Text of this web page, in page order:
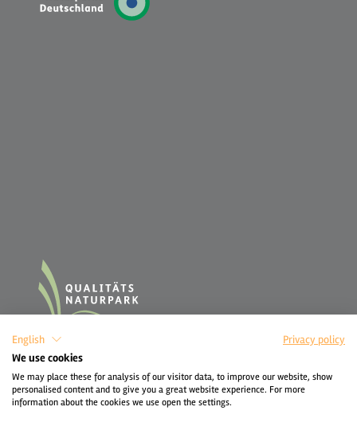
English
Privacy policy
We use cookies
We may place these for analysis of our visitor data, to improve our website, show
personalised content and to give you a great website experience. For more
information about the cookies we use open the settings.